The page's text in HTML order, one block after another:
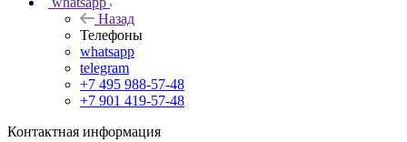
Назад
Телефоны
whatsapp
telegram
+7 495 988-57-48
+7 901 419-57-48
Контактная информация